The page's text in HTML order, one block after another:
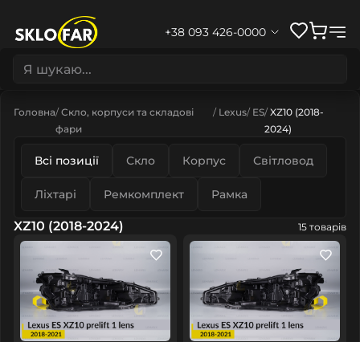
+38 093 426-0000
Головна Скло, корпуси та складові
фари
Lexus ES XZ10 (2018-
2024)
Всі позиції Скло Корпус Світловод
Ліхтарі Ремкомплект Рамка
XZ10 (2018-2024) 15 товарів